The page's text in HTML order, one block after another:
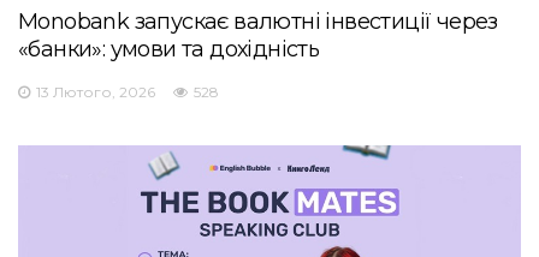
Monobank запускає валютні інвестиції через
«банки»: умови та дохідність
13 Лютого, 2026 528